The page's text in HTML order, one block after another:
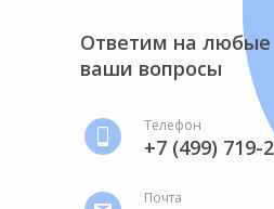
Ответим на любые
ваши вопросы
Телефон
+7 (499) 719-
Почта